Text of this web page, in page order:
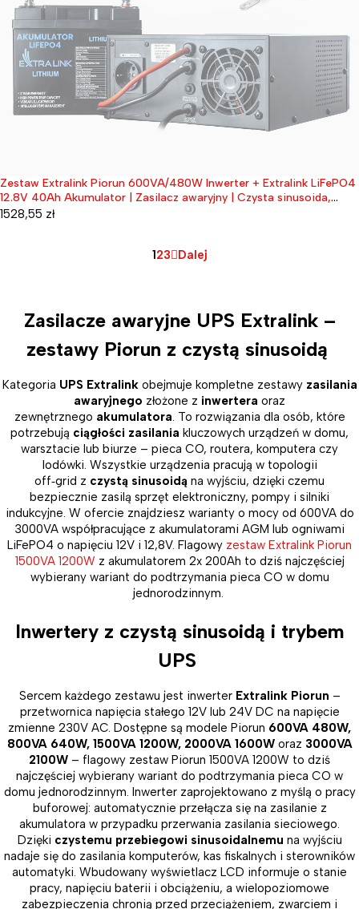
Wyprzedane
Zestaw Extralink Piorun 600VA/480W Inwerter + Extralink LiFePO4
12.8V 40Ah Akumulator | Zasilacz awaryjny | Czysta sinusoida,
napięcie akumulatora 12.8VDC + bezobsługowy
1528,55 zł
123 Dalej
Zasilacze awaryjne UPS Extralink –
zestawy Piorun z czystą sinusoidą
Kategoria UPS Extralinkobejmuje kompletne zestawy zasilania
awaryjnego złożone z inwertera oraz
zewnętrznego akumulatora. To rozwiązania dla osób, które
potrzebują ciągłości zasilania kluczowych urządzeń w domu,
warsztacie lub biurze – pieca CO, routera, komputera czy
lodówki. Wszystkie urządzenia pracują w topologii
off‑grid z czystą sinusoidą na wyjściu, dzięki czemu
bezpiecznie zasilą sprzęt elektroniczny, pompy i silniki
indukcyjne. W ofercie znajdziesz warianty o mocy od 600VA do
3000VA współpracujące z akumulatorami AGM lub ogniwami
LiFePO4 o napięciu 12V i 12,8V. Flagowy zestaw Extralink Piorun
1500VA 1200W z akumulatorem 2x 200Ah to dziś najczęściej
wybierany wariant do podtrzymania pieca CO w domu
jednorodzinnym.
Inwertery z czystą sinusoidą i trybem
UPS
Sercem każdego zestawu jest inwerter Extralink Piorun –
przetwornica napięcia stałego 12V lub 24V DC na napięcie
zmienne 230V AC. Dostępne są modele Piorun 600VA 480W,
800VA 640W, 1500VA 1200W, 2000VA 1600Woraz 3000VA
2100W – flagowy zestaw Piorun 1500VA 1200W to dziś
najczęściej wybierany wariant do podtrzymania pieca CO w
domu jednorodzinnym. Inwerter zaprojektowano z myślą o pracy
buforowej: automatycznie przełącza się na zasilanie z
akumulatora w przypadku przerwania zasilania sieciowego.
Dzięki czystemu przebiegowi sinusoidalnemu na wyjściu
nadaje się do zasilania komputerów, kas fiskalnych i sterowników
automatyki. Wbudowany wyświetlacz LCD informuje o stanie
pracy, napięciu baterii i obciążeniu, a wielopoziomowe
zabezpieczenia chronią przed przeciążeniem, zwarciem i